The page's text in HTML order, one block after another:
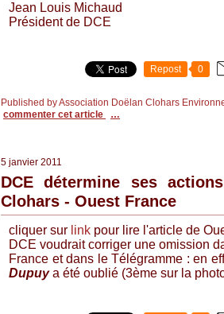
Jean Louis Michaud
Président de DCE
Repost 0
Published by Association Doëlan Clohars
commenter cet article
…
5 janvier 2011
DCE détermine ses
Clohars - Ouest France
cliquer sur link pour lire l'article de
DCE voudrait corriger une omission
France et dans le Télégramme : en
Dupuya été oublié (3ème sur la